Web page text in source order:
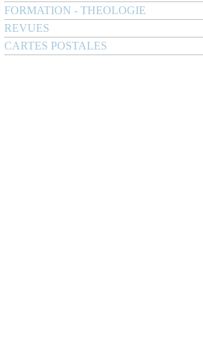
FORMATION - THEOLOGIE
REVUES
CARTES POSTALES